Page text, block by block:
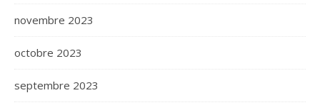
novembre 2023
octobre 2023
septembre 2023